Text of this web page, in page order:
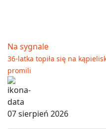
Na sygnale
36-latka topiła się na
promili
07 sierpień 2026